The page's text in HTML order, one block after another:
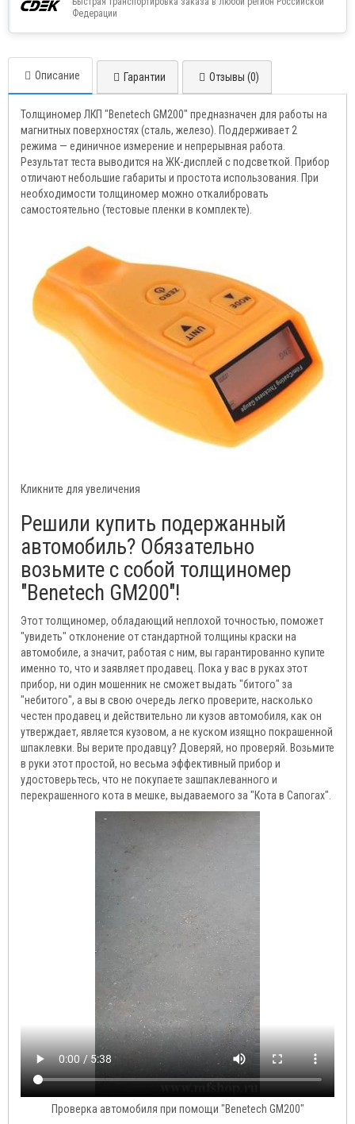
Федерации
Описание Гарантии Отзывы (0)
Толщиномер ЛКП "Benetech GM200" предназначен для работы на
магнитных поверхностях (сталь, железо). Поддерживает 2
режима — единичное измерение и непрерывная работа.
Результат теста выводится на ЖК-дисплей с подсветкой. Прибор
отличают небольшие габариты и простота использования. При
необходимости толщиномер можно откалибровать
самостоятельно (тестовые пленки в комплекте).
Кликните для увеличения
Решили купить подержанный
автомобиль? Обязательно
возьмите с собой толщиномер
"Benetech GM200"!
Этот толщиномер, обладающий неплохой точностью, поможет
"увидеть" отклонение от стандартной толщины краски на
автомобиле, а значит, работая с ним, вы гарантированно купите
именно то, что и заявляет продавец. Пока у вас в руках этот
прибор, ни один мошенник не сможет выдать "битого" за
"небитого", а вы в свою очередь легко проверите, насколько
честен продавец и действительно ли кузов автомобиля, как он
утверждает, является кузовом, а не куском изящно покрашенной
шпаклевки. Вы верите продавцу? Доверяй, но проверяй. Возьмите
в руки этот простой, но весьма эффективный прибор и
удостоверьтесь, что не покупаете зашпаклеванного и
перекрашенного кота в мешке, выдаваемого за "Кота в Сапогах".
Проверка автомобиля при помощи "Benetech GM200"